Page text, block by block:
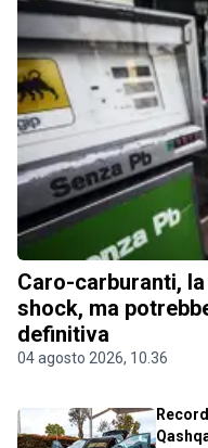
Caro-carburanti,
shock, ma
definitiva
04 agosto 2026, 10.36